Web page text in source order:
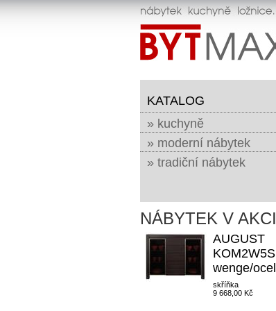
KATALOG
» kuchyně
» moderní nábytek
» tradiční nábytek
NÁBYTEK V AKCI
AUGUST
KOM2W5S
wenge/ocel
skříňka
9 668,00 Kč